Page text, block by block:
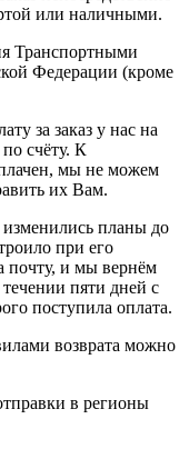
или наличными.
Транспортными
Федерации (кроме
за заказ у нас на
счёту. К
мы не можем
их Вам.
планы до
при его
почту, и мы вернём
пяти дней с
поступила оплата.
возврата можно
в регионы